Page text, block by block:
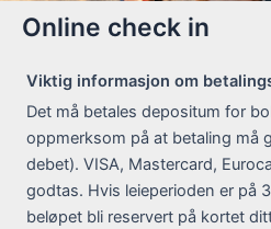
Online check in
Viktig informasjon om
Det må betales depositum for
oppmerksom på at betaling må
debet). VISA, Mastercard,
godtas. Hvis leieperioden er på
beløpet bli reservert på kortet